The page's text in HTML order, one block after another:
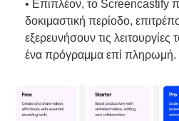
• Επιπλέον, το Screencastify
δοκιμαστική περίοδο,
εξερευνήσουν τις
ένα πρόγραμμα επί πληρωμή.